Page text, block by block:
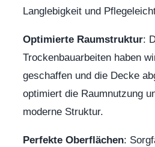
Langlebigkeit und
Optimierte Raumstruktur:
Trockenbauarbeiten haben
geschaffen und die Decke
optimiert die Raumnutzung
moderne Struktur.
Perfekte Oberflächen: